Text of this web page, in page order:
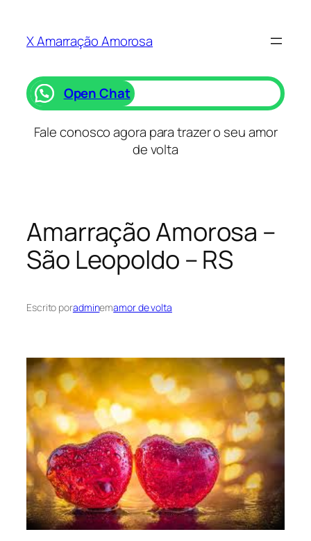
X Amarração Amorosa
Open Chat
Fale conosco agora para trazer o seu amor
de volta
Amarração Amorosa –
São Leopoldo – RS
Escrito poradminemamor de volta